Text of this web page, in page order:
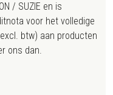
/ SUZIE en is
voor het volledige
btw) aan producten
ons dan.